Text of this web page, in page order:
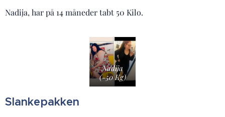
Nadija, har på 14 måneder tabt 50 Kilo.
Nadija
(-50 Kg)
Slankepakken